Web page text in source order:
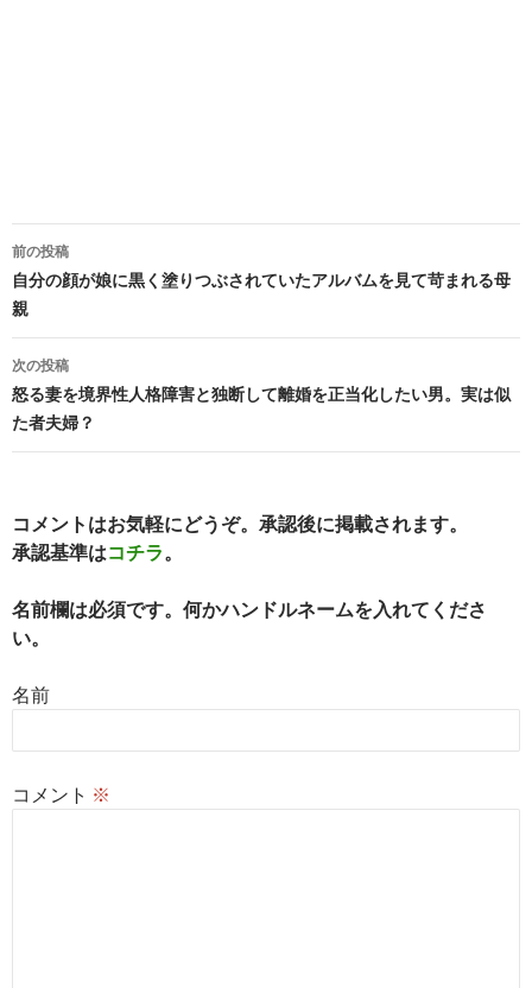
投
稿
ナ
ビ
ゲ
ー
ョ
ン
前の投稿
自分の顔が娘に黒く塗りつぶされていたアルバムを見て苛まれる母
親
次の投稿
怒る妻を境界性人格障害と独断して離婚を正当化したい男。実は似
た者夫婦？
コメントはお気軽にどうぞ。承認後に掲載されます。
承認基準はコチラ。
名前欄は必須です。何かハンドルネームを入れてくださ
い。
名前
コメント ※